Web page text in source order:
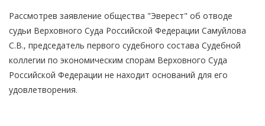
Рассмотрев заявление общества "Эверест" об отводе
судьи Верховного Суда Российской Федерации Самуйлова
С.В., председатель первого судебного состава Судебной
коллегии по экономическим спорам Верховного Суда
Российской Федерации не находит оснований для его
удовлетворения.